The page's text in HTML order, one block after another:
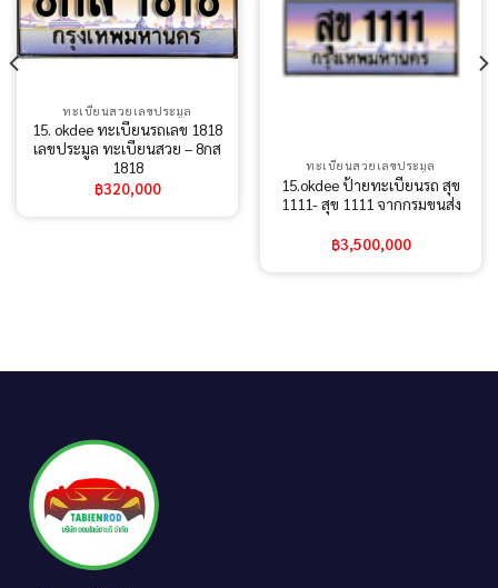
ทะเบียนสวยเลขประมูล
15. okdee ทะเบียนรถเลข 1818
เลขประมูล ทะเบียนสวย – 8กส
1818
฿320,000
ทะเบียนสวยเลขประมูล
15.okdee ป้ายทะเบียนรถ สุข
1111- สุข 1111 จากกรมขนส่ง
฿3,500,000